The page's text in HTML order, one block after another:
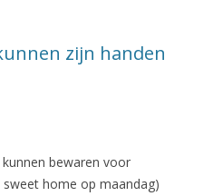
zijn handen
bewaren voor
home op maandag)